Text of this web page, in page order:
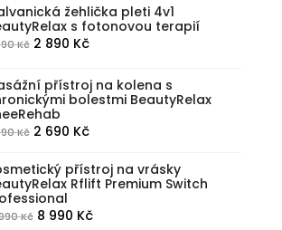
byla:
2
390 Kč.
je:
1
690 Kč.
žehlička pleti 4v1
s fotonovou terapií
Kč Původní
byla:
3
790 Kč.
2 890 KčAktuální
je:
2
890 Kč.
přístroj na kolena s
bolestmi BeautyRelax
Kč Původní
byla:
3
790 Kč.
2 690 KčAktuální
je:
2
690 Kč.
přístroj na vrásky
Rflift Premium Switch
Kč Původní
8 990 KčAktuální